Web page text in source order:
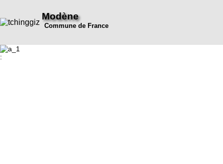
Modène
Commune de France
: